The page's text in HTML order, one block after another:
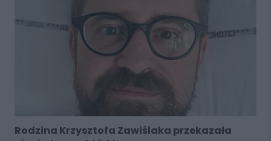
Rodzina Krzysztofa Zawiślaka przekazała